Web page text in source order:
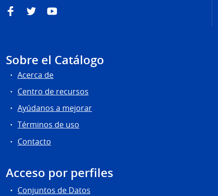
FacebookTwitterYouTube
Sobre el Catálogo
Acerca de
Centro de recursos
Ayúdanos a mejorar
Términos de uso
Contacto
Acceso por perfiles
Conjuntos de Datos